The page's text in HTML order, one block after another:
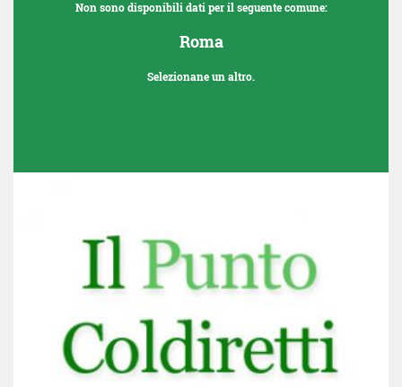
Non sono disponibili dati per il seguente comune:
Roma
Selezionane un altro.